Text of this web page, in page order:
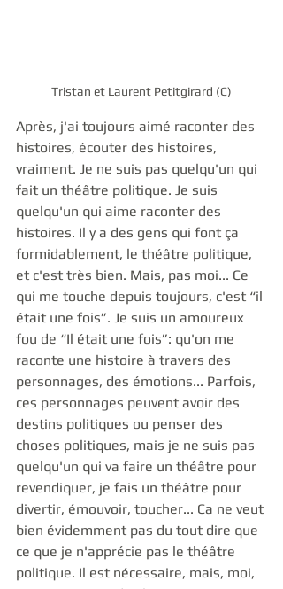
Tristan et Laurent Petitgirard (C)
Après, j'ai toujours aimé raconter des
histoires, écouter des histoires,
vraiment. Je ne suis pas quelqu'un qui
fait un théâtre politique. Je suis
quelqu'un qui aime raconter des
histoires. Il y a des gens qui font ça
formidablement, le théâtre politique,
et c'est très bien. Mais, pas moi... Ce
qui me touche depuis toujours, c'est “il
était une fois”. Je suis un amoureux
fou de “Il était une fois”: qu'on me
raconte une histoire à travers des
personnages, des émotions... Parfois,
ces personnages peuvent avoir des
destins politiques ou penser des
choses politiques, mais je ne suis pas
quelqu'un qui va faire un théâtre pour
revendiquer, je fais un théâtre pour
divertir, émouvoir, toucher... Ca ne veut
bien évidemment pas du tout dire que
ce que je n'apprécie pas le théâtre
politique. Il est nécessaire, mais, moi,